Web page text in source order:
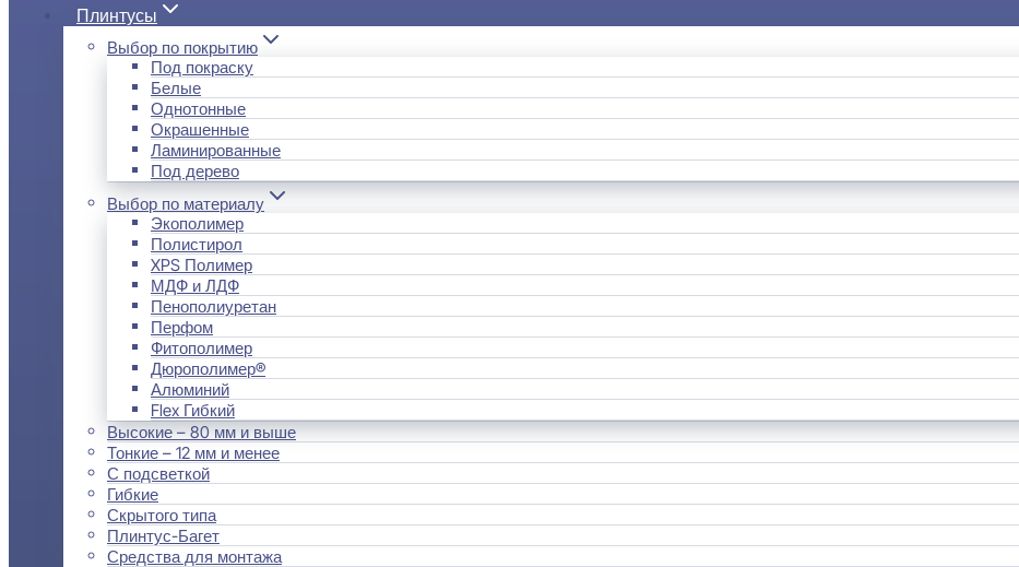
Плинтусы
Выбор по покрытию
Под покраску
Белые
Однотонные
Окрашенные
Ламинированные
Под дерево
Выбор по материалу
Экополимер
Полистирол
XPS Полимер
МДФ и ЛДФ
Пенополиуретан
Перфом
Фитополимер
Дюрополимер®
Алюминий
Flex Гибкий
Высокие – 80 мм и выше
Тонкие – 12 мм и менее
С подсветкой
Гибкие
Скрытого типа
Плинтус-Багет
Средства для монтажа